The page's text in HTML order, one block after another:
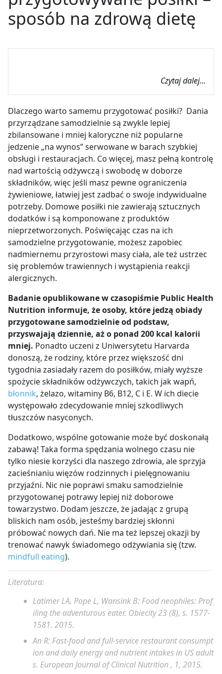
sposób na zdrową dietę
Czytaj dalej...
Dlaczego warto samemu przygotować posiłki? Dania
przyrządzane samodzielnie są zwykle lepiej
zbilansowane i mniej kaloryczne niż popularne
jedzenie „na wynos” serwowane w barach szybkiej
obsługi i restauracjach. Co więcej, masz pełną kontrolę
nad wartością odżywczą i swobodę w doborze
składników, więc jeśli masz pewne ograniczenia
żywieniowe, łatwiej jest zadbać o swoje indywidualne
potrzeby. Domowe posiłki nie zawierają sztucznych
dodatków i są komponowane z produktów
nieprzetworzonych. Poświęcając czas na ich
samodzielne przygotowanie, możesz zapobiec
nadmiernemu przyrostowi masy ciała, ale też ustrzec
się problemów trawiennych i wystąpienia reakcji
alergicznych.
Badanie opublikowane w czasopiśmie Public Health
Nutrition informuje, że osoby, które jedzą obiady
przygotowane samodzielnie od podstaw,
przyswajają dziennie, ażo ponad 200 kcal kalorii
mniej. Ponadto uczeni z Uniwersytetu Harvarda
donoszą, że rodziny, które przez większość dni
tygodnia zasiadały razem do posiłków, miały wyższe
spożycie składników odżywczych, takich jak wapń,
błonnik, żelazo, witaminy B6, B12, C i E. W ich diecie
występowało zdecydowanie mniej szkodliwych
tłuszczów nasyconych.
Dodatkowo, wspólne gotowanie może być doskonałą
zabawą! Taka forma spędzania wolnego czasu nie
tylko niesie korzyści dla naszego zdrowia, ale sprzyja
zacieśnianiu więzów rodzinnych i pielęgnowaniu
przyjaźni. Nic nie poprawi smaku samodzielnie
przygotowanej potrawy lepiej niż doborowe
towarzystwo. Dodam jeszcze, że jadając z grupą
bliskich nam osób, jesteśmy bardziej skłonni
próbować nowych dań. Nie ma też lepszej okazji by
trenować nawyk świadomego odżywiania się (tzw.
mindfull eating).
Literatura:
Latimer LA, Pope L, Wansink B: Food neophiles: Prof
iling the adventurous eater. Obiecity 23 (8), s. 1577-
1581. 2015.
An R: Fast-food and full-service restaurant consumpt
ion and daily energy and nutrient intakes in US adult
s. European Journal of Clinical Nutrition , 1, 2015.